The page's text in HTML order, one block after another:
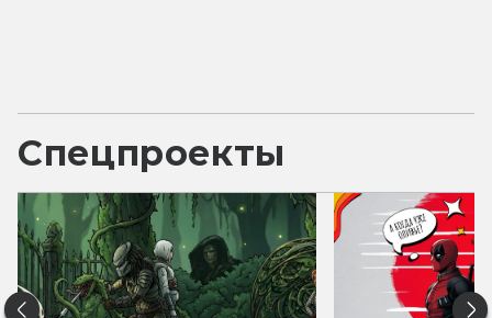
Спецпроекты